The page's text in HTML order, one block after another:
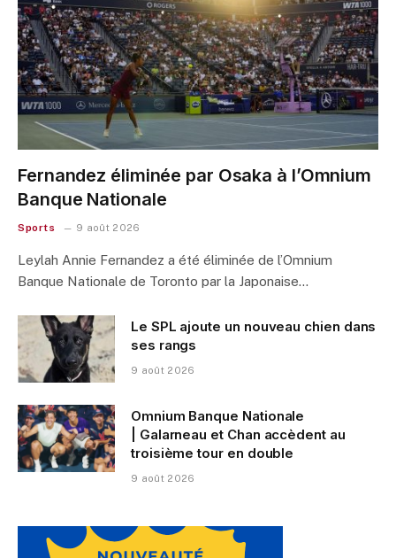
Fernandez éliminée par Osaka à l’Omnium
Banque Nationale
Sports 9 août 2026
Leylah Annie Fernandez a été éliminée de l’Omnium
Banque Nationale de Toronto par la Japonaise…
Le SPL ajoute un nouveau chien dans
ses rangs
9 août 2026
Omnium Banque Nationale
| Galarneau et Chan accèdent au
troisième tour en double
9 août 2026